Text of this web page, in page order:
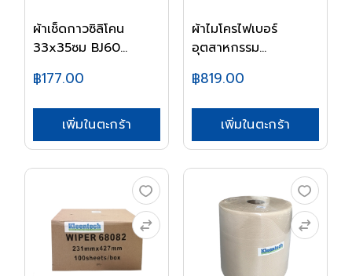
ผ้าเช็ดกาวซิลิโคน
33x35ซม BJ60
฿177.00
เพิ่มในตะกร้า
ผ้าไมโครไฟเบอร์
อุตสาหกรรม
฿819.00
เพิ่มในตะกร้า